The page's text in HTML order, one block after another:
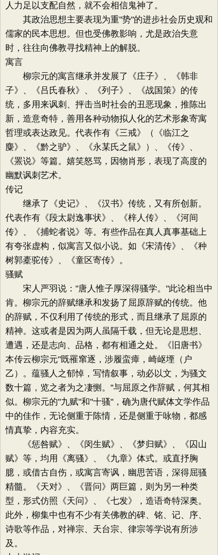
人力足以支配自然，就不会相信鬼神了。
其政治思想主要表现为重"势"的进步社会历史观和
儒家的民本思想。但也受佛教影响，尤是政治失意
时，往往向佛教寻找精神上的解脱。
寓言
柳宗元的寓言继承并发展了《庄子》、《韩非
子》、《吕氏春秋》、《列子》、《战国策》的传
统，多用来讽刺、抨击当时社会的丑恶现象，推陈出
新，造意奇特，善用各种动物拟人化的艺术形象寄寓
哲理或表达政见。代表作有《三戒》（《临江之
麋》、《黔之驴》、《永某氏之鼠》）、《传》、
《罴说》等篇。嬉笑怒骂，因物肖形，表现了高度的
幽默讽刺艺术。
传记
继承了《史记》、《汉书》传统，又有所创新。
代表作有《段太尉逸事状》、《梓人传》、《河间
传》、《捕蛇者说》等。有些作品在真人真事基础上
有夸张虚构，似寓言又似小说。如《宋清传》、《种
树郭橐驼传》、《童区寄传》。
骚赋
宋人严羽说："唐人惟子厚深得骚学。"此论相当中
肯。柳宗元的辞赋继承和发扬了屈原辞赋的传统。他
的辞赋，不仅利用了传统的形式，而且继承了屈原的
精神。这或者是因为两人虽隔千载，但无论是思想、
遭遇，还是志向、品格，都有相通之处。《旧唐书》
本传云柳宗元"既罹窜逐，涉履蛮瘴，崎岖堙（户
乙）。蕴骚人之郁悼，写情叙事，动必以文，为骚文
数十篇，览之者为之凄恻。"与屈原之作辞赋，何其相
似。柳宗元的"九赋"和"十骚"，确为唐代赋体文学作品
中的佳作，无论侧重于陈情，还是侧重于咏物，都感
情真挚，内容充实。
《惩咎赋》、《闵生赋》、《梦归赋》、《囚山
赋》等，均用《离骚》、《九章》体式。或直抒胸
臆，或借古自伤，或寓言寄讽，幽思苦语，深得屈骚
精髓。《天对》、《晋问》两巨篇，则为另一种类
型，形式仿照《天问》、《七发》，造语奇特深奥。
此外，柳集中也有不少有关佛教的碑、铭、记、序、
诗歌等作品，对禅宗、天台宗、律宗等学说有所涉
及。